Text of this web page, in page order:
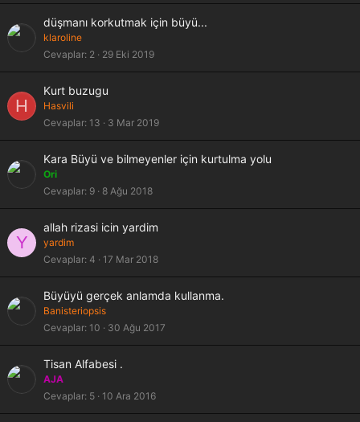
düşmanı korkutmak için büyü...
klaroline
Cevaplar 2 29 Eki 2019
H
Kurt buzugu
Hasvili
Cevaplar 13 3 Mar 2019
Kara Büyü ve bilmeyenler için kurtulma yolu
Ori
Cevaplar 9 8 Ağu 2018
Y
allah rizasi icin yardim
yardim
Cevaplar 4 17 Mar 2018
Büyüyü gerçek anlamda kullanma.
Banisteriopsis
Cevaplar 10 30 Ağu 2017
Tisan Alfabesi .
AJA
Cevaplar 5 10 Ara 2016